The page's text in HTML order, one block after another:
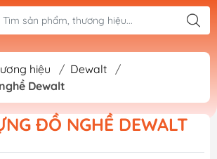
hiệu / Dewalt
/
Dewalt
ĐỒ NGHỀ DEWALT